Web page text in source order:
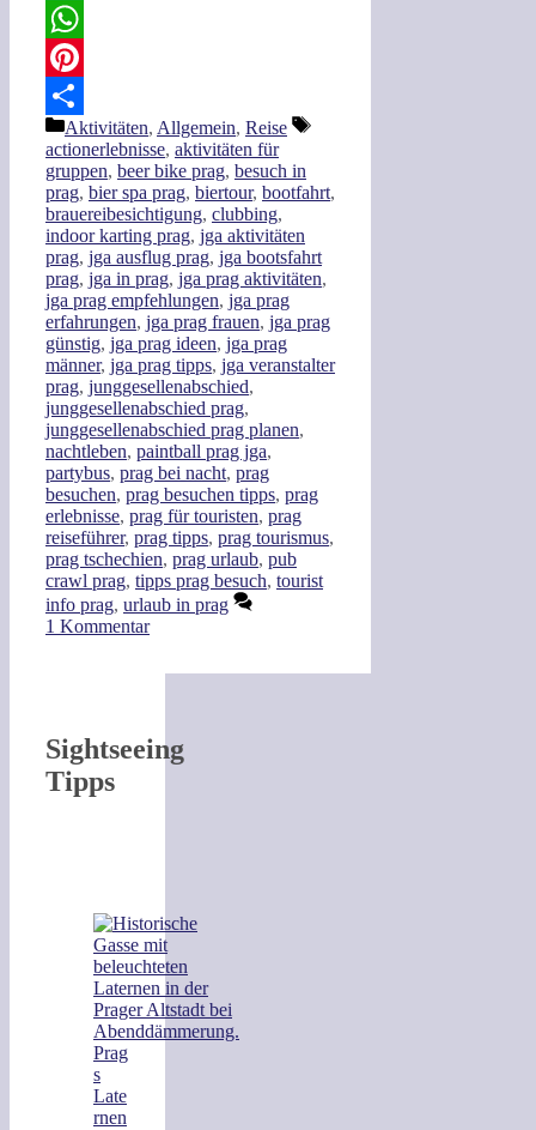
Messenger
WhatsApp
Pinterest
Teilen
Kategorien
Aktivitäten, Allgemein, Reise
Schlagwörter
actionerlebnisse, aktivitäten für
gruppen, beer bike prag, besuch in
prag, bier spa prag, biertour, bootfahrt,
brauereibesichtigung, clubbing,
indoor karting prag, jga aktivitäten
prag, jga ausflug prag, jga bootsfahrt
prag, jga in prag, jga prag aktivitäten,
jga prag empfehlungen, jga prag
erfahrungen, jga prag frauen, jga prag
günstig, jga prag ideen, jga prag
männer, jga prag tipps, jga veranstalter
prag, junggesellenabschied,
junggesellenabschied prag,
junggesellenabschied prag planen,
nachtleben, paintball prag jga,
partybus, prag bei nacht, prag
besuchen, prag besuchen tipps, prag
erlebnisse, prag für touristen, prag
reiseführer, prag tipps, prag tourismus,
prag tschechien, prag urlaub, pub
crawl prag, tipps prag besuch, tourist
info prag, urlaub in prag
1 Kommentar
Sightseeing
Tipps
Prag
s
Late
rnen